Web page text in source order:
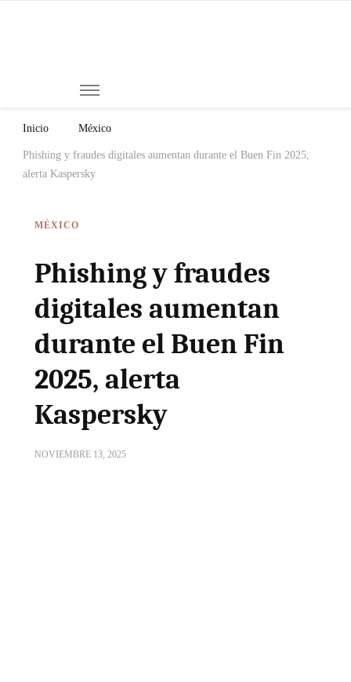
Inicio México
Phishing y fraudes digitales aumentan durante el Buen Fin 2025,
alerta Kaspersky
MÉXICO
Phishing y fraudes
digitales aumentan
durante el Buen Fin
2025, alerta
Kaspersky
NOVIEMBRE 13, 2025